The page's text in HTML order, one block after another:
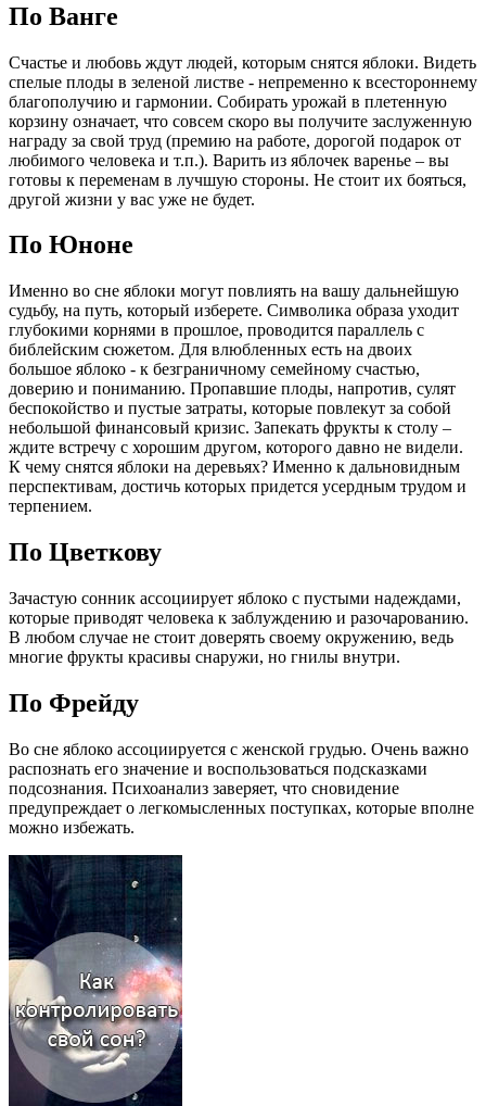
По Ванге
Счастье и любовь ждут людей, которым снятся яблоки. Видеть
спелые плоды в зеленой листве - непременно к всестороннему
благополучию и гармонии. Собирать урожай в плетенную
корзину означает, что совсем скоро вы получите заслуженную
награду за свой труд (премию на работе, дорогой подарок от
любимого человека и т.п.). Варить из яблочек варенье – вы
готовы к переменам в лучшую стороны. Не стоит их бояться,
другой жизни у вас уже не будет.
По Юноне
Именно во сне яблоки могут повлиять на вашу дальнейшую
судьбу, на путь, который изберете. Символика образа уходит
глубокими корнями в прошлое, проводится параллель с
библейским сюжетом. Для влюбленных есть на двоих
большое яблоко - к безграничному семейному счастью,
доверию и пониманию. Пропавшие плоды, напротив, сулят
беспокойство и пустые затраты, которые повлекут за собой
небольшой финансовый кризис. Запекать фрукты к столу –
ждите встречу с хорошим другом, которого давно не видели.
К чему снятся яблоки на деревьях? Именно к дальновидным
перспективам, достичь которых придется усердным трудом и
терпением.
По Цветкову
Зачастую сонник ассоциирует яблоко с пустыми надеждами,
которые приводят человека к заблуждению и разочарованию.
В любом случае не стоит доверять своему окружению, ведь
многие фрукты красивы снаружи, но гнилы внутри.
По Фрейду
Во сне яблоко ассоциируется с женской грудью. Очень важно
распознать его значение и воспользоваться подсказками
подсознания. Психоанализ заверяет, что сновидение
предупреждает о легкомысленных поступках, которые вполне
можно избежать.